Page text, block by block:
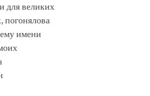
для великих
погонялова
имени